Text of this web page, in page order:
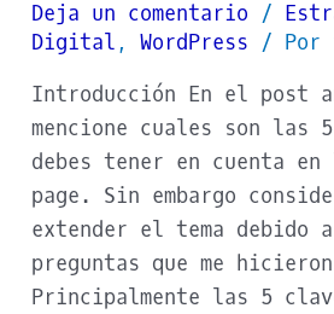
Deja un comentario /
Digital,WordPress / Por
Introducción En el post
mencione cuales son las
debes tener en cuenta
page. Sin embargo
extender el tema debido
preguntas que me
Principalmente las 5